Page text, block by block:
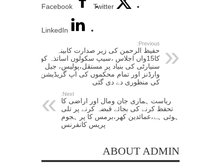
Facebook Twitter
LinkedIn
Previous:
حفیظ الرحمن کی زیر صدارت کابینہ
کا15واں اجلاس ،سیپ سکولوں اساتذہ کو
سنیارٹی کی بنیاد پر مستقل،پولیس، جیل
وارڈنز اور تمام محکموں کی اپ گریڈیشن
کی منظوری دے دی گئی
Next:
ریاست ہماری جان ومال اور اراضی کا
تحفظ کرنے کی بجائے قبضہ کرنے پر تلی
ہوئی ہے،عمائدین کھر،برمس کا پر ہجوم
پریس کانفرنس
ABOUT ADMIN